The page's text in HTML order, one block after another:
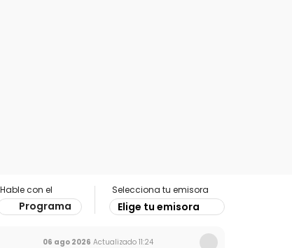
Hable con el
Programa
Selecciona tu emisora
Elige tu emisora
06 ago 2026 Actualizado 11:24